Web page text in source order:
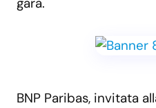
BNP Paribas, invitata